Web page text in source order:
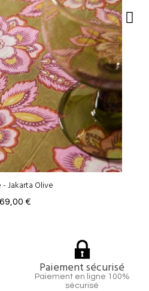
- Jakarta Olive
69,00 €
Paiement sécurisé
Paiement en ligne 100%
sécurisé